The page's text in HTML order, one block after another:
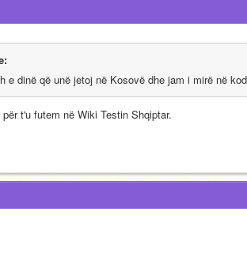
e dinë që unë jetoj në Kosovë dhe jam i mirë në
t'u futem në Wiki Testin Shqiptar.